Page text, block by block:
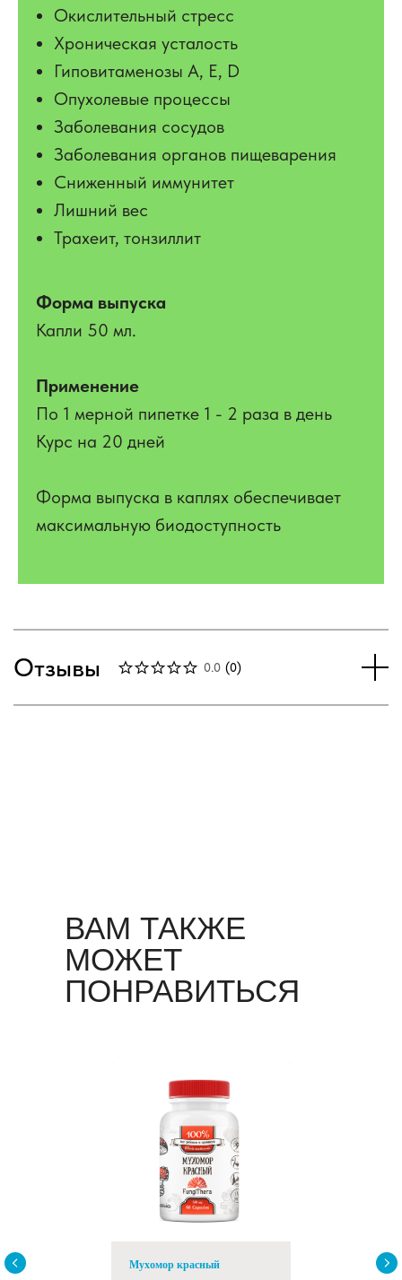
Окислительный стресс
Хроническая усталость
Гиповитаменозы А, Е, D
Опухолевые процессы
Заболевания сосудов
Заболевания органов пищеварения
Сниженный иммунитет
Лишний вес
Трахеит, тонзиллит
Форма выпуска
Капли 50 мл.
Применение
По 1 мерной пипетке 1 - 2 раза в день
Курс на 20 дней
Форма выпуска в каплях обеспечивает
максимальную биодоступность
Отзывы 0.0 (0)
ВАМ ТАКЖЕ
МОЖЕТ
ПОНРАВИТЬСЯ
Мухомор красный